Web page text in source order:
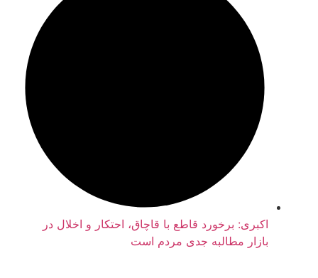
اکبری: برخورد قاطع با قاچاق، احتکار و اخلال در
بازار مطالبه جدی مردم است